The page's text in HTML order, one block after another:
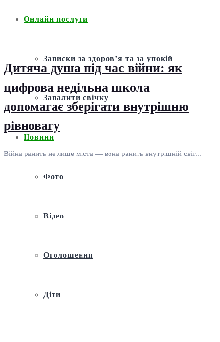
Онлайн послуги
Записки за здоров’я та за упокій
Запалити свічку
Новини
Фото
Відео
Оголошення
Діти
Дитяча душа під час війни: як
цифрова недільна школа
допомагає зберігати внутрішню
рівновагу
Війна ранить не лише міста — вона ранить внутрішній світ...